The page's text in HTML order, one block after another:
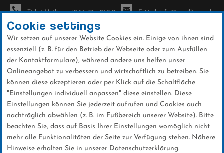
Direkt
zum
Inhalt
Ticket-Hotline: +49 56 32 - 960-0 E-Mail: info@sc-willingen.de
News
Cookie settings
Wir setzen auf unserer Website Cookies ein. Einige von ihnen sind
essenziell (z. B. für den Betrieb der Webseite oder zum Ausfüllen
der Kontaktformulare), während andere uns helfen unser
Onlineangebot zu verbessern und wirtschaftlich zu betreiben. Sie
können diese akzeptieren oder per Klick auf die Schaltfläche
"Einstellungen individuell anpassen" diese einstellen. Diese
Einstellungen können Sie jederzeit aufrufen und Cookies auch
nachträglich abwählen (z. B. im Fußbereich unserer Website). Bitte
beachten Sie, dass auf Basis Ihrer Einstellungen womöglich nicht
mehr alle Funktionalitäten der Seite zur Verfügung stehen. Nähere
Hinweise erhalten Sie in unserer Datenschutzerklärung.